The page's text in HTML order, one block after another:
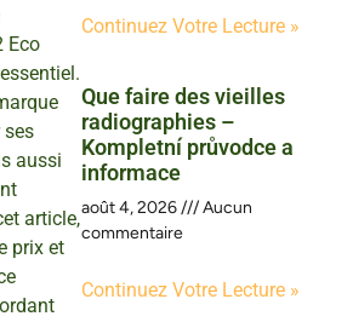
Eco
ses
aussi
article,
prix et
Continuez Votre Lecture »
Que faire des vieilles
radiographies –
Kompletní průvodce a
informace
août 4, 2026
Aucun
commentaire
Continuez Votre Lecture »